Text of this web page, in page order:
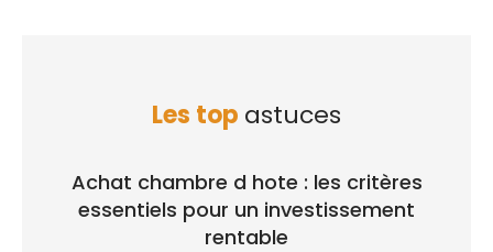
Les top astuces
Achat chambre d hote : les critères
essentiels pour un investissement
rentable